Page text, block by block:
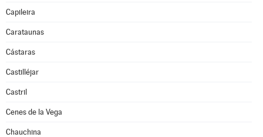
Capileira
Carataunas
Cástaras
Castilléjar
Castril
Cenes de la Vega
Chauchina